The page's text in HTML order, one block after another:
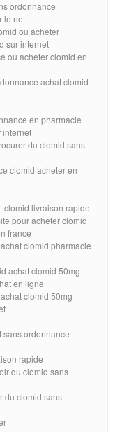
ordonnance
le net
ou acheter
sur internet
ou acheter clomid en
achat clomid
en pharmacie
internet
du clomid sans
clomid acheter en
clomid livraison rapide
pour acheter clomid
france
clomid pharmacie
achat clomid 50mg
en ligne
clomid 50mg
sans ordonnance
rapide
du clomid sans
du clomid sans